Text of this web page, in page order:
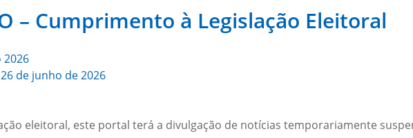
– Cumprimento à Legislação Eleitoral
2026
26 de junho de 2026
eleitoral, este portal terá a divulgação de notícias temporariamente